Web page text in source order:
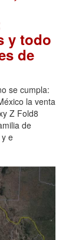
y todo
de
se cumpla:
la venta
Z Fold8
de
e